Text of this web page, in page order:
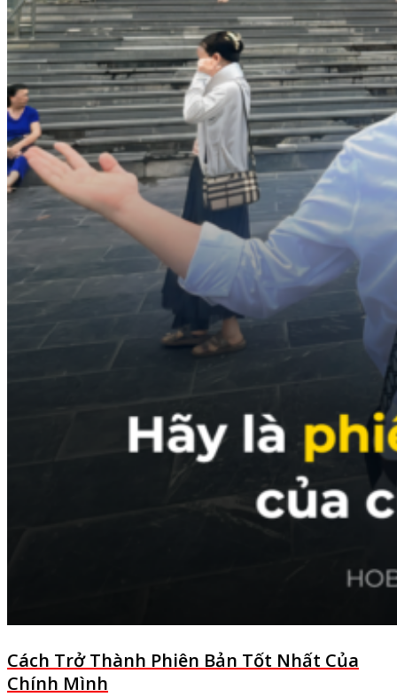
Cách Trở Thành Phiên Bản Tốt Nhất Của
Chính Mình